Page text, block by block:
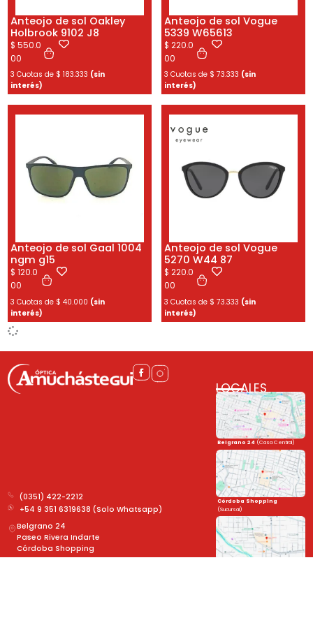
Anteojo de sol Oakley
Holbrook 9102 J8
$ 550.0
00
3 Cuotas de $ 183.333 (sin
interés)
Anteojo de sol Vogue
5339 W65613
$ 220.0
00
3 Cuotas de $ 73.333 (sin
interés)
Anteojo de sol Gaal 1004
ngm g15
$ 120.0
00
3 Cuotas de $ 40.000 (sin
interés)
Anteojo de sol Vogue
5270 W44 87
$ 220.0
00
3 Cuotas de $ 73.333 (sin
interés)
(0351) 422-2212
+54 9 351 6319638 (Solo Whatsapp)
Belgrano 24
Paseo Rivera Indarte
Córdoba Shopping
LOCALES
Belgrano 24 (Casa Central)
Córdoba Shopping
(Sucursal)